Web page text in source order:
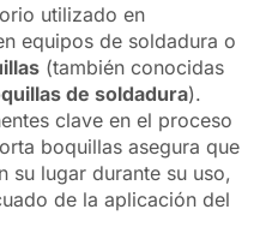
utilizado en
equipos de soldadura o
(también conocidas
de soldadura).
clave en el proceso
boquillas asegura que
su lugar durante su uso,
de la aplicación del